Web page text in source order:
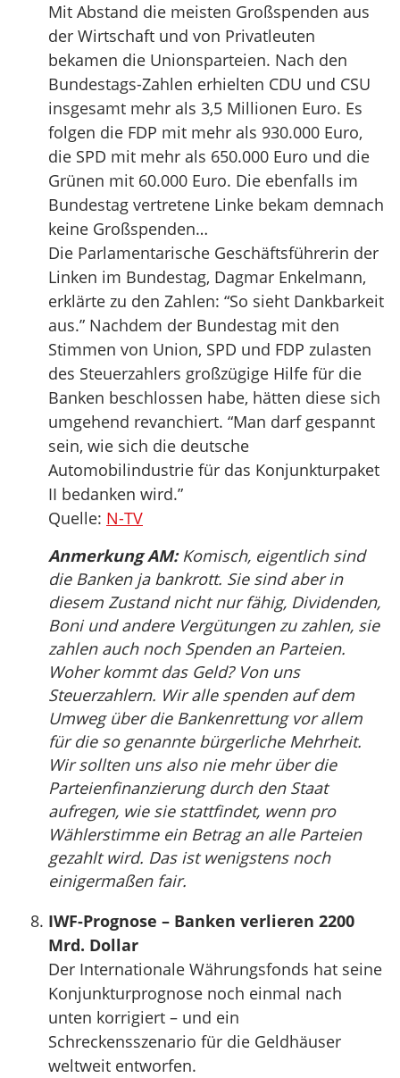
Mit Abstand die meisten Großspenden aus
der Wirtschaft und von Privatleuten
bekamen die Unionsparteien. Nach den
Bundestags-Zahlen erhielten CDU und CSU
insgesamt mehr als 3,5 Millionen Euro. Es
folgen die FDP mit mehr als 930.000 Euro,
die SPD mit mehr als 650.000 Euro und die
Grünen mit 60.000 Euro. Die ebenfalls im
Bundestag vertretene Linke bekam demnach
keine Großspenden…
Die Parlamentarische Geschäftsführerin der
Linken im Bundestag, Dagmar Enkelmann,
erklärte zu den Zahlen: “So sieht Dankbarkeit
aus.” Nachdem der Bundestag mit den
Stimmen von Union, SPD und FDP zulasten
des Steuerzahlers großzügige Hilfe für die
Banken beschlossen habe, hätten diese sich
umgehend revanchiert. “Man darf gespannt
sein, wie sich die deutsche
Automobilindustrie für das Konjunkturpaket
II bedanken wird.”
Quelle: N-TV
Anmerkung AM:Komisch, eigentlich sind
die Banken ja bankrott. Sie sind aber in
diesem Zustand nicht nur fähig, Dividenden,
Boni und andere Vergütungen zu zahlen, sie
zahlen auch noch Spenden an Parteien.
Woher kommt das Geld? Von uns
Steuerzahlern. Wir alle spenden auf dem
Umweg über die Bankenrettung vor allem
für die so genannte bürgerliche Mehrheit.
Wir sollten uns also nie mehr über die
Parteienfinanzierung durch den Staat
aufregen, wie sie stattfindet, wenn pro
Wählerstimme ein Betrag an alle Parteien
gezahlt wird. Das ist wenigstens noch
einigermaßen fair.
IWF-Prognose – Banken verlieren 2200
Mrd. Dollar
Der Internationale Währungsfonds hat seine
Konjunkturprognose noch einmal nach
unten korrigiert – und ein
Schreckensszenario für die Geldhäuser
weltweit entworfen.